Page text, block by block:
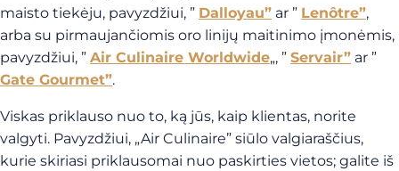
maisto tiekėju, pavyzdžiui, ” Dalloyau” ar ” Lenôtre”,
arba su pirmaujančiomis oro linijų maitinimo įmonėmis,
pavyzdžiui, ” Air Culinaire Worldwide„, ” Servair” ar ”
Gate Gourmet”.
Viskas priklauso nuo to, ką jūs, kaip klientas, norite
valgyti. Pavyzdžiui, „Air Culinaire” siūlo valgiaraščius,
kurie skiriasi priklausomai nuo paskirties vietos; galite iš